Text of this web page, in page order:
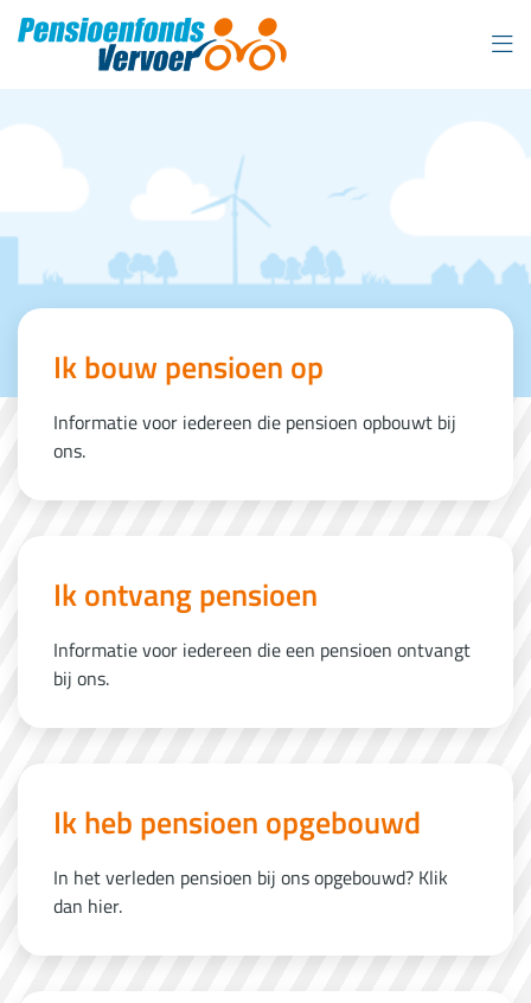
Overslaan
en
Ik bouw pensioen op
Informatie voor iedereen die pensioen opbouwt bij
ons.
Ik ontvang pensioen
Informatie voor iedereen die een pensioen ontvangt
bij ons.
Ik heb pensioen opgebouwd
In het verleden pensioen bij ons opgebouwd? Klik
dan hier.